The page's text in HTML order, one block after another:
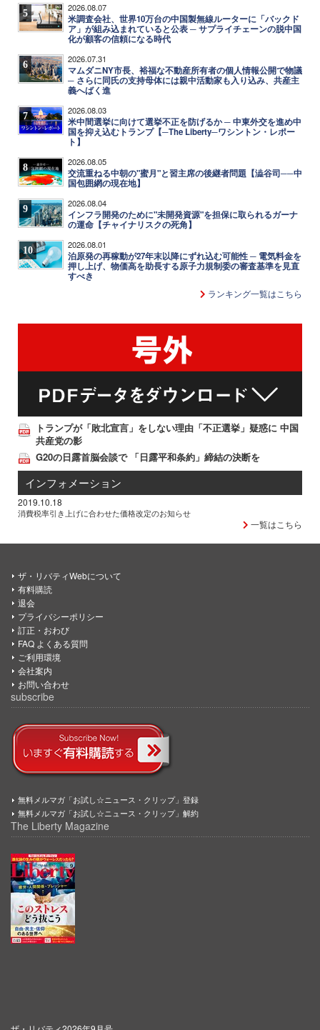
5 2026.08.07
米調査会社、世界10万台の中国製無線ルーターに「バックド
ア」が組み込まれていると公表 ─ サプライチェーンの脱中国
化が顧客の信頼になる時代
6 2026.07.31
マムダニNY市長、裕福な不動産所有者の個人情報公開で物議
─ さらに同氏の支持母体には親中活動家も入り込み、共産主
義へばく進
7 2026.08.03
米中間選挙に向けて選挙不正を防げるか ─ 中東外交を進め中
国を抑え込むトランプ【─The Liberty─ワシントン・レポー
ト】
8 2026.08.05
交流重ねる中朝の"蜜月"と習主席の後継者問題【澁谷司──中
国包囲網の現在地】
9 2026.08.04
インフラ開発のために"未開発資源"を担保に取られるガーナ
の運命【チャイナリスクの死角】
10 2026.08.01
泊原発の再稼動が27年末以降にずれ込む可能性 ─ 電気料金を
押し上げ、物価高を助長する原子力規制委の審査基準を見直
すべき
ランキング一覧はこちら
トランプが「敗北宣言」をしない理由「不正選挙」疑惑に 中国
共産党の影
G20の日露首脳会談で 「日露平和条約」締結の決断を
インフォメーション
2019.10.18
消費税率引き上げに合わせた価格改定のお知らせ
一覧はこちら
ザ・リバティWebについて
有料購読
退会
プライバシーポリシー
訂正・おわび
FAQ よくある質問
ご利用環境
会社案内
お問い合わせ
subscribe
無料メルマガ「お試し☆ニュース・クリップ」登録
無料メルマガ「お試し☆ニュース・クリップ」解約
The Liberty Magazine